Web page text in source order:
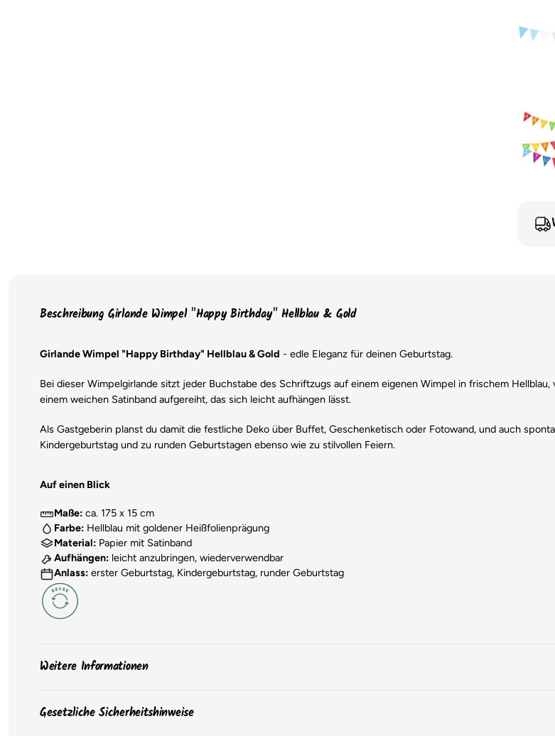
Beschreibung Girlande Wimpel "Happy Birthday" Hellblau & Gold
Girlande Wimpel "Happy Birthday" Hellblau & Gold - edle Eleganz für deinen Geburtstag.
Bei dieser Wimpelgirlande sitzt jeder Buchstabe des Schriftzugs auf einem eigenen Wimpel in frischem
einem weichen Satinband aufgereiht, das sich leicht aufhängen lässt.
Als Gastgeberin planst du damit die festliche Deko über Buffet, Geschenketisch oder Fotowand, und auch
Kindergeburtstag und zu runden Geburtstagen ebenso wie zu stilvollen Feiern.
Auf einen Blick
Maße: ca. 175 x 15 cm
Farbe: Hellblau mit goldener Heißfolienprägung
Material: Papier mit Satinband
Aufhängen: leicht anzubringen, wiederverwendbar
Anlass: erster Geburtstag, Kindergeburtstag, runder Geburtstag
Weitere Informationen
Die Farben
der Produkte können aufgrund von Bildschirmeinstellungen oder chargenbedingten
Gesetzliche Sicherheitshinweise